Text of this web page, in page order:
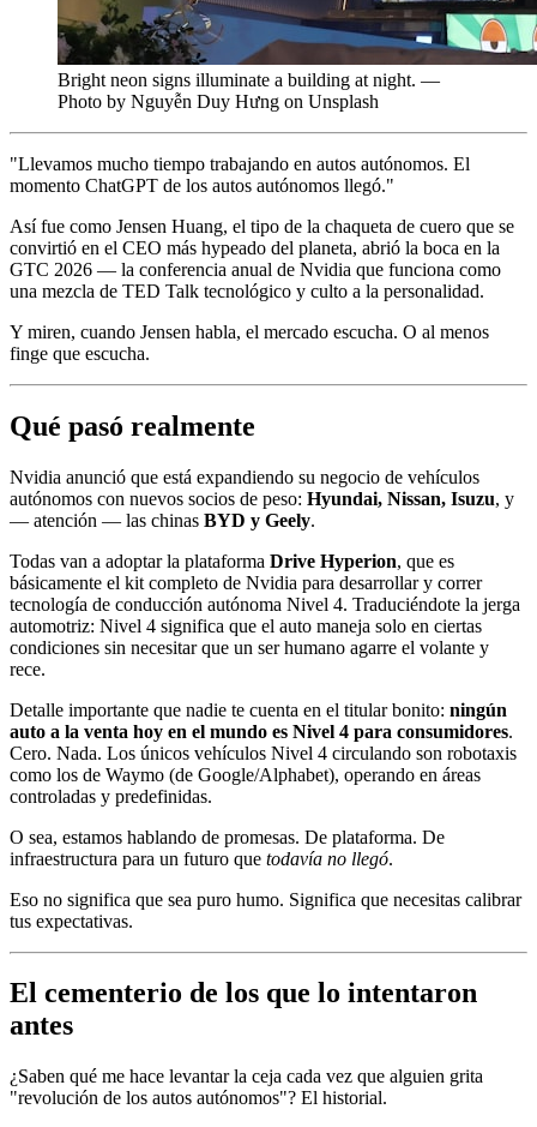
Bright neon signs illuminate a building at night. —
Photo by Nguyễn Duy Hưng on Unsplash
"Llevamos mucho tiempo trabajando en autos autónomos. El
momento ChatGPT de los autos autónomos llegó."
Así fue como Jensen Huang, el tipo de la chaqueta de cuero que se
convirtió en el CEO más hypeado del planeta, abrió la boca en la
GTC 2026 — la conferencia anual de Nvidia que funciona como
una mezcla de TED Talk tecnológico y culto a la personalidad.
Y miren, cuando Jensen habla, el mercado escucha. O al menos
finge que escucha.
Qué pasó realmente
Nvidia anunció que está expandiendo su negocio de vehículos
autónomos con nuevos socios de peso: Hyundai, Nissan, Isuzu, y
— atención — las chinas BYD y Geely.
Todas van a adoptar la plataforma Drive Hyperion, que es
básicamente el kit completo de Nvidia para desarrollar y correr
tecnología de conducción autónoma Nivel 4. Traduciéndote la jerga
automotriz: Nivel 4 significa que el auto maneja solo en ciertas
condiciones sin necesitar que un ser humano agarre el volante y
rece.
Detalle importante que nadie te cuenta en el titular bonito: ningún
auto a la venta hoy en el mundo es Nivel 4 para consumidores.
Cero. Nada. Los únicos vehículos Nivel 4 circulando son robotaxis
como los de Waymo (de Google/Alphabet), operando en áreas
controladas y predefinidas.
O sea, estamos hablando de promesas. De plataforma. De
infraestructura para un futuro que todavía no llegó.
Eso no significa que sea puro humo. Significa que necesitas calibrar
tus expectativas.
El cementerio de los que lo intentaron
antes
¿Saben qué me hace levantar la ceja cada vez que alguien grita
"revolución de los autos autónomos"? El historial.